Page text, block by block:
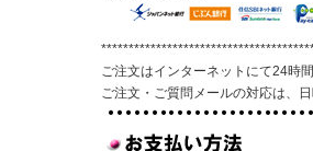
ご注文はインターネットにて24時
ご注文・ご質問メールの対応は、